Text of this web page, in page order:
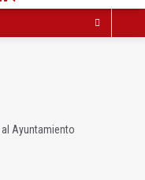
Ayuntamiento